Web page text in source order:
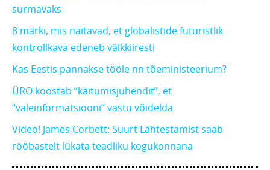
surmavaks
8 märki, mis näitavad, et globalistide futuristlik
kontrollkava edeneb välkkiiresti
Kas Eestis pannakse tööle nn tõeministeerium?
ÜRO koostab “käitumisjuhendit”, et
“valeinformatsiooni” vastu võidelda
Video! James Corbett: Suurt Lähtestamist saab
rööbastelt lükata teadliku kogukonnana